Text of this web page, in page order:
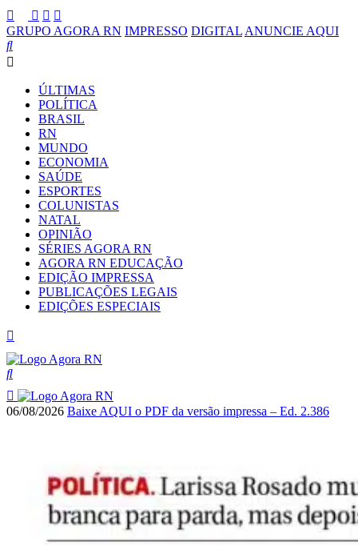
GRUPO AGORA RN IMPRESSO DIGITAL ANUNCIE AQUI
ÚLTIMAS
POLÍTICA
BRASIL
RN
MUNDO
ECONOMIA
SAÚDE
ESPORTES
COLUNISTAS
NATAL
OPINIÃO
SÉRIES AGORA RN
AGORA RN EDUCAÇÃO
EDIÇÃO IMPRESSA
PUBLICAÇÕES LEGAIS
EDIÇÕES ESPECIAIS
06/08/2026 Baixe AQUI o PDF da versão impressa – Ed. 2.386